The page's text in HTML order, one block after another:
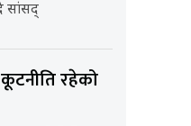
सांसद्
कूटनीति रहेको